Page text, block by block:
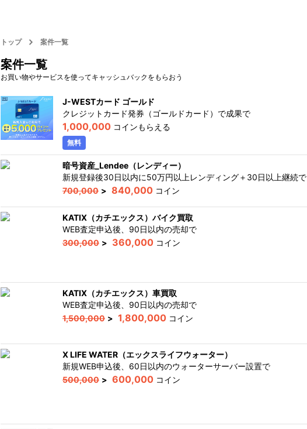
トップ 案件一覧
案件一覧
お買い物やサービスを使ってキャッシュバックをもらおう
J-WESTカード ゴールド
クレジットカード発券（ゴールドカード）で成果で
1,000,000 コインもらえる
無料
暗号資産_Lendee（レンディー）
新規登録後30日以内に50万円以上レンディング＋30日以上継続で
700,000 > 840,000 コイン
KATIX（カチエックス）バイク買取
WEB査定申込後、90日以内の売却で
300,000 > 360,000 コイン
KATIX（カチエックス）車買取
WEB査定申込後、90日以内の売却で
1,500,000 > 1,800,000 コイン
X LIFE WATER（エックスライフウォーター）
新規WEB申込後、60日以内のウォーターサーバー設置で
500,000 > 600,000 コイン